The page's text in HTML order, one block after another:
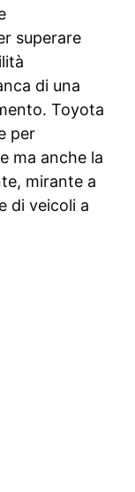
superare
di una
Toyota
per
ma anche la
mirante a
di veicoli a